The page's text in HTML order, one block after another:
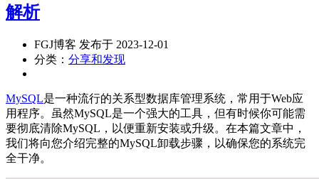
解析
FGJ博客 发布于 2023-12-01
分类： 分享和发现
MySQL是一种流行的关系型数据库管理系统，常用于Web应
用程序。虽然MySQL是一个强大的工具，但有时候你可能需
要彻底清除MySQL，以便重新安装或升级。在本篇文章中，
我们将向您介绍完整的MySQL卸载步骤，以确保您的系统完
全干净。